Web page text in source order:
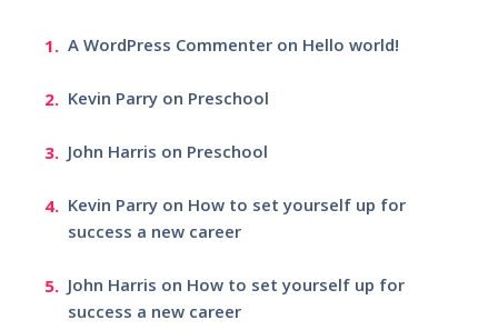
A WordPress Commenteron Hello world!
Kevin Parryon Preschool
John Harris on Preschool
Kevin Parryon How to set yourself up for
success a new career
John Harris on How to set yourself up for
success a new career